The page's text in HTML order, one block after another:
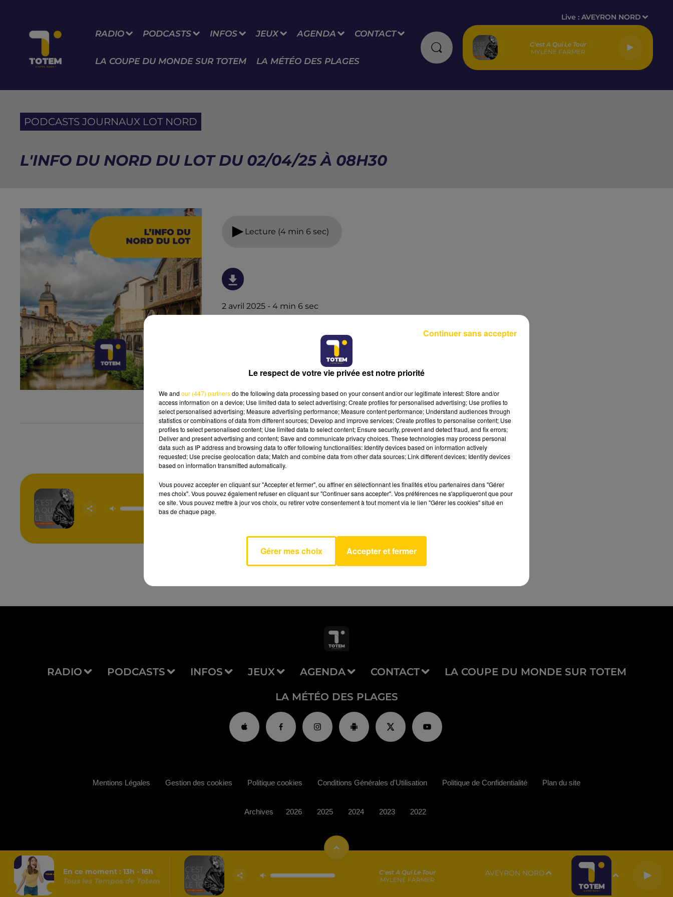
RADIO PODCASTS INFOS JEUX AGENDA CONTACT
LA COUPE DU MONDE SUR TOTEM LA MÉTÉO DES PLAGES
Live :AVEYRON NORD
C'est A Qui Le Tour
MYLENE FARMER
PODCASTS JOURNAUX LOT NORD
L'INFO DU NORD DU LOT DU 02/04/25 À 08H30
Lecture (4 min 6 sec)
2 avril 2025 - 4 min 6 sec
Ecoutez sur Totem l'information à Tulle, Brive, dans le
Nord du Lot et le pays sarladais avec les reportages de
nos journalistes sur le terrain.
C'est A Qui Le
Tour
MYLENE
AVEYRON NORD
RADIO PODCASTS INFOS JEUX AGENDA CONTACT LA COUPE DU MONDE SUR TOTEM
LA MÉTÉO DES PLAGES
En ce moment : 13h - 16h
Tous les Tempos de Totem
C'est A Qui Le Tour
MYLENE FARMER
AVEYRON NORD
Mentions Légales Gestion des cookies Politique cookies Conditions Générales d'Utilisation Politique de Confidentialité Plan du site
Archives 2026 2025 2024 2023 2022
Le respect de votre vie privée est notre priorité
We and our (447) partnersdo the following data processing based on your consent and/or our legitimate interest: Store and/or
access information on a device; Use limited data to select advertising; Create profiles for personalised advertising; Use profiles to
select personalised advertising; Measure advertising performance; Measure content performance; Understand audiences through
statistics or combinations of data from different sources; Develop and improve services; Create profiles to personalise content; Use
profiles to select personalised content; Use limited data to select content; Ensure security, prevent and detect fraud, and fix errors;
Deliver and present advertising and content; Save and communicate privacy choices. These technologies may process personal
data such as IP address and browsing data to offer following functionalities: Identify devices based on information actively
requested; Use precise geolocation data; Match and combine data from other data sources; Link different devices; Identify devices
based on information transmitted automatically.
Vous pouvez accepter en cliquant sur "Accepter et fermer", ou affiner en sélectionnant les finalités et/ou partenaires dans "Gérer
mes choix". Vous pouvez également refuser en cliquant sur "Continuer sans accepter". Vos préférences ne s'appliqueront que pour
ce site. Vous pouvez mettre à jour vos choix, ou retirer votre consentement à tout moment via le lien "Gérer les cookies" situé en
bas de chaque page.
Gérer mes choix Accepter et fermer
Continuer sans accepter